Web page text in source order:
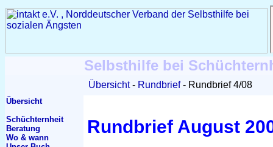
Selbsthilfe bei
Übersicht Rundbrief Rundbrief 4/08
Übersicht
Schüchternheit
Beratung
Wo & wann
Rundbrief August